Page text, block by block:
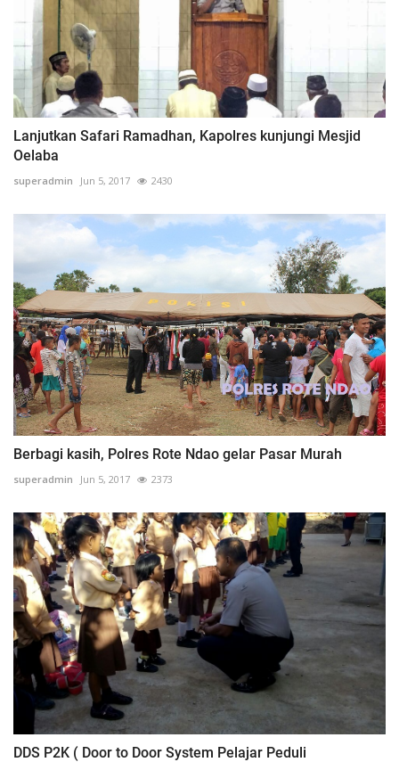
Lanjutkan Safari Ramadhan, Kapolres kunjungi Mesjid
Oelaba
superadmin Jun 5, 2017 2430
Berbagi kasih, Polres Rote Ndao gelar Pasar Murah
superadmin Jun 5, 2017 2373
DDS P2K ( Door to Door System Pelajar Peduli